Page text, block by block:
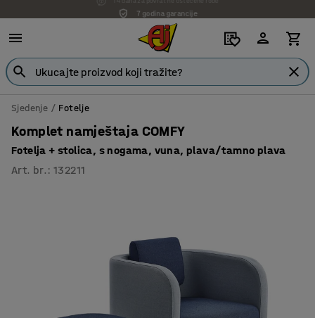
7 godina garancije
Sjedenje Fotelje
Komplet namještaja COMFY
Fotelja + stolica, s nogama, vuna, plava/tamno plava
Art. br. :132211